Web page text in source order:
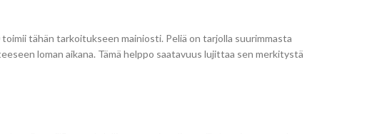
tähän tarkoitukseen mainiosti. Peliä on tarjolla suurimmasta
loman aikana. Tämä helppo saatavuus lujittaa sen merkitystä